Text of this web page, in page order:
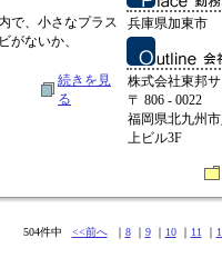
で、小さなプラス
がないか、
続きを見
る
兵庫県加東市
株式会社東邦
〒 806 - 0022
福岡県北九州
上ビル3F
504件中 <<前へ｜ 8｜ 9｜ 10｜ 11 ｜